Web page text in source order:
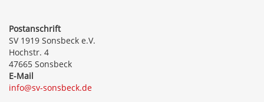
Postanschrift
SV 1919 Sonsbeck e.V.
Hochstr. 4
47665 Sonsbeck
E-Mail
info@sv-sonsbeck.de